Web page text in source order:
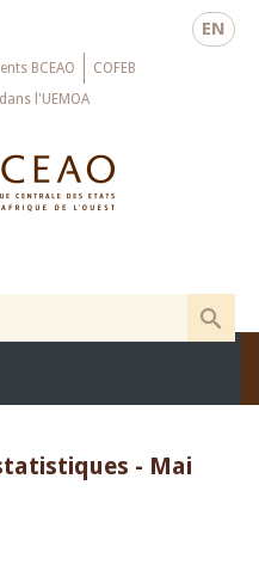
EN
BCEAO
COFEB
l'UEMOA
- Mai